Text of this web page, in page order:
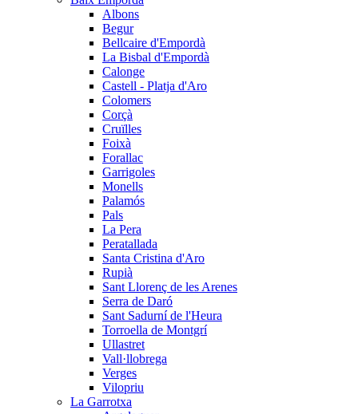
Albons
Begur
Bellcaire d'Empordà
La Bisbal d'Empordà
Calonge
Castell - Platja d'Aro
Colomers
Corçà
Cruïlles
Foixà
Forallac
Garrigoles
Monells
Palamós
Pals
La Pera
Peratallada
Santa Cristina d'Aro
Rupià
Sant Llorenç de les Arenes
Serra de Daró
Sant Sadurní de l'Heura
Torroella de Montgrí
Ullastret
Vall·llobrega
Verges
Vilopriu
La Garrotxa